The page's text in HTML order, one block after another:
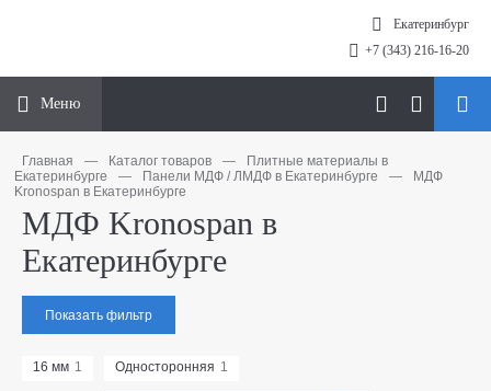
Екатеринбург
+7 (343) 216-16-20
Меню
Главная — Каталог товаров —
Плитные материалы в
Екатеринбурге
— Панели МДФ / ЛМДФ в Екатеринбурге —
МДФ
Kronospan в Екатеринбурге
МДФ Kronospan в
Екатеринбурге
Показать фильтр
16 мм 1 Односторонняя 1